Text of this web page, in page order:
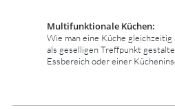
Multifunktionale Küchen:
Wie man eine Küche
als geselligen Treffpunkt
Essbereich oder einer